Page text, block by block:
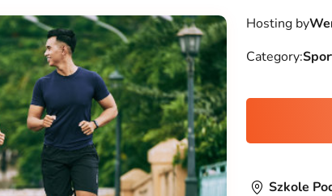
Hosting by
Category:
Szkole